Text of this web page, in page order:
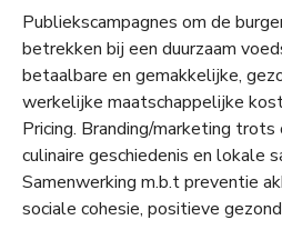
Publiekscampagnes om de
betrekken bij een duurzaam
betaalbare en gemakkelijke,
werkelijke maatschappelijke
Pricing. Branding/marketing
culinaire geschiedenis en lokale
Samenwerking m.b.t preventie
sociale cohesie, positieve